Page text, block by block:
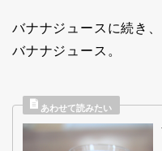
バナナジュースに続き
バナナジュース。